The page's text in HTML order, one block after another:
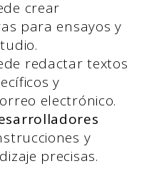
crear
para ensayos y
redactar textos
y
electrónico.
y
precisas.